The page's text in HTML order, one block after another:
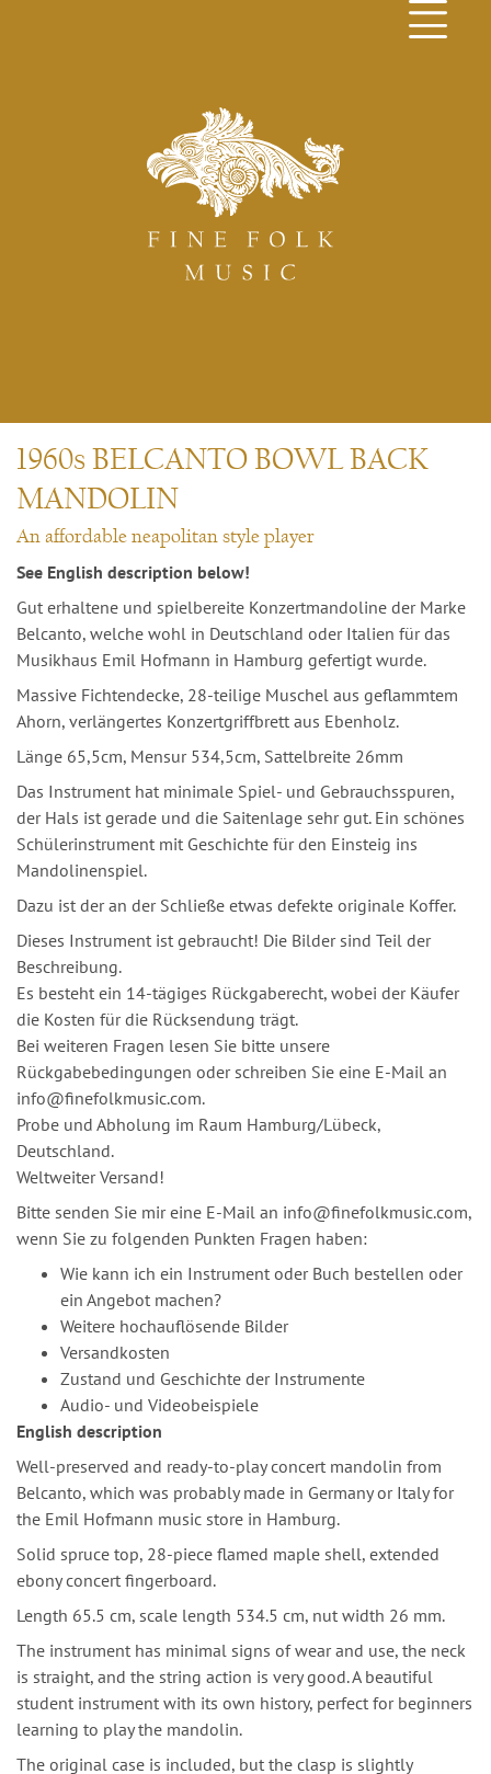
1960s BELCANTO BOWL BACK
MANDOLIN
An affordable neapolitan style player
See English description below!
Gut erhaltene und spielbereite Konzertmandoline der Marke
Belcanto, welche wohl in Deutschland oder Italien für das
Musikhaus Emil Hofmann in Hamburg gefertigt wurde.
Massive Fichtendecke, 28-teilige Muschel aus geflammtem
Ahorn, verlängertes Konzertgriffbrett aus Ebenholz.
Länge 65,5cm, Mensur 534,5cm, Sattelbreite 26mm
Das Instrument hat minimale Spiel- und Gebrauchsspuren,
der Hals ist gerade und die Saitenlage sehr gut. Ein schönes
Schülerinstrument mit Geschichte für den Einsteig ins
Mandolinenspiel.
Dazu ist der an der Schließe etwas defekte originale Koffer.
Dieses Instrument ist gebraucht! Die Bilder sind Teil der
Beschreibung.
Es besteht ein 14-tägiges Rückgaberecht, wobei der Käufer
die Kosten für die Rücksendung trägt.
Bei weiteren Fragen lesen Sie bitte unsere
Rückgabebedingungen oder schreiben Sie eine E-Mail an
info@finefolkmusic.com.
Probe und Abholung im Raum Hamburg/Lübeck,
Deutschland.
Weltweiter Versand!
Bitte senden Sie mir eine E-Mail an info@finefolkmusic.com,
wenn Sie zu folgenden Punkten Fragen haben:
Wie kann ich ein Instrument oder Buch bestellen oder
ein Angebot machen?
Weitere hochauflösende Bilder
Versandkosten
Zustand und Geschichte der Instrumente
Audio- und Videobeispiele
English description
Well-preserved and ready-to-play concert mandolin from
Belcanto, which was probably made in Germany or Italy for
the Emil Hofmann music store in Hamburg.
Solid spruce top, 28-piece flamed maple shell, extended
ebony concert fingerboard.
Length 65.5 cm, scale length 534.5 cm, nut width 26 mm.
The instrument has minimal signs of wear and use, the neck
is straight, and the string action is very good. A beautiful
student instrument with its own history, perfect for beginners
learning to play the mandolin.
The original case is included, but the clasp is slightly